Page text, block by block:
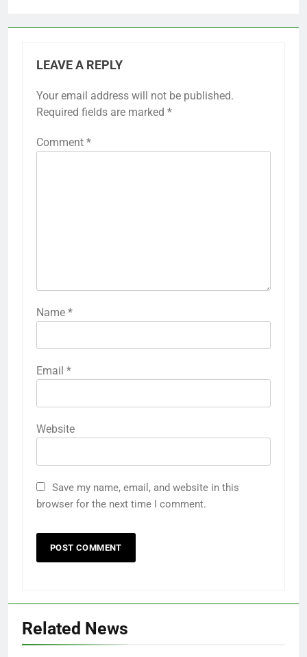
LEAVE A REPLY
Your email address will not be published.
Required fields are marked *
Comment *
Name *
Email *
Website
Save my name, email, and website in this
browser for the next time I comment.
Related News